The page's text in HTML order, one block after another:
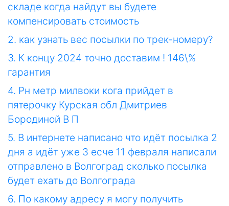
складе когда найдут вы будете
компенсировать стоимость
2. как узнать вес посылки по трек-номеру?
3. К концу 2024 точно доставим ! 146\%
гарантия
4. Рн метр милвоки кога прийдет в
пятерочку Курская обл Дмитриев
Бородиной В П
5. В интернете написано что идёт посылка 2
дня а идёт уже 3 есче 11 февраля написали
отправлено в Волгоград сколько посылка
будет ехать до Волгограда
6. По какому адресу я могу получить